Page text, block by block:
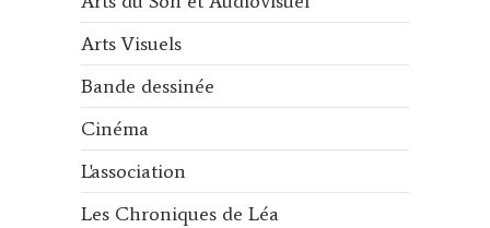
Arts Visuels
Bande dessinée
Cinéma
L'association
Les Chroniques de Léa